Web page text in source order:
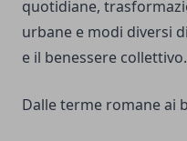
quotidiane,
urbane e modi diversi
e il benessere collettivo.
Dalle terme romane ai